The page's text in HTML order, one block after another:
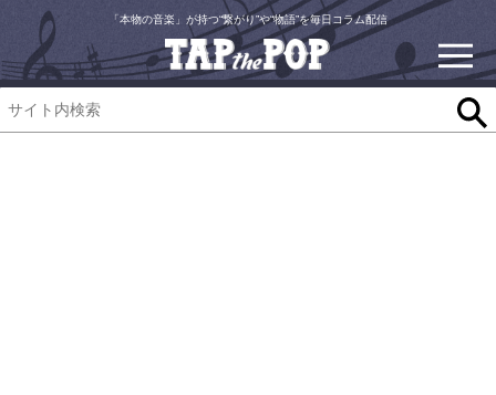
「本物の音楽」が持つ“繋がり”や“物語”を毎日コラム配信